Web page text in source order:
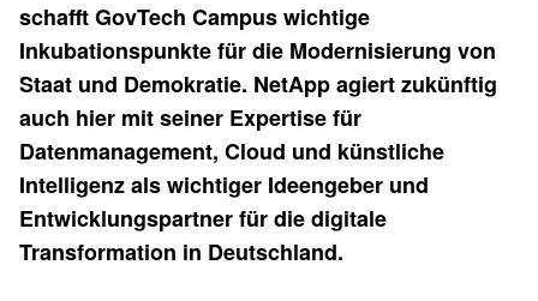
schafft GovTech Campus wichtige
Inkubationspunkte für die Modernisierung von
Staat und Demokratie. NetApp agiert zukünftig
auch hier mit seiner Expertise für
Datenmanagement, Cloud und künstliche
Intelligenz als wichtiger Ideengeber und
Entwicklungspartner für die digitale
Transformation in Deutschland.